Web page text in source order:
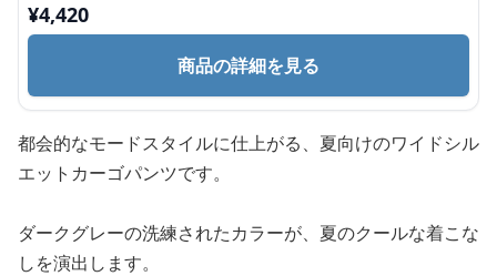
¥4,420
商品の詳細を見る
都会的なモードスタイルに仕上がる、夏向けのワイドシル
エットカーゴパンツです。
ダークグレーの洗練されたカラーが、夏のクールな着こな
しを演出します。